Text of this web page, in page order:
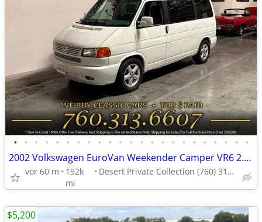
• • • • • • • • • • • • • • • • • • • • • • •
2002 Volkswagen EuroVan Weekender Camper VR6 2.8 Liter Van/Minivan at
vor 60 m
192k
mi
Desert Private Collection (760) 313-6607
$5,200